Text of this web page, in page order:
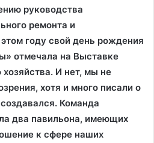
руководства
ремонта и
году свой день рождения
отмечала на Выставке
И нет, мы не
хотя и много писали о
Команда
два павильона, имеющих
к сфере наших